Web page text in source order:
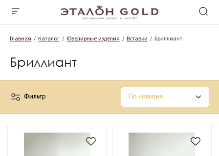
Главная Каталог Ювелирные изделия Вставки Бриллиант
Бриллиант
Фильтр